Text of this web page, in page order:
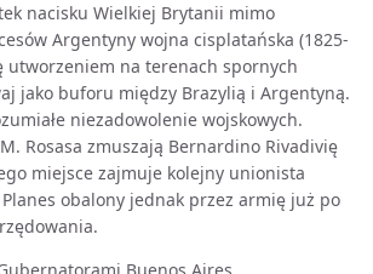
nacisku Wielkiej Brytanii mimo
Argentyny wojna cisplatańska (1825-
utworzeniem na terenach spornych
jako buforu między Brazylią i Argentyną.
niezadowolenie wojskowych.
Rosasa zmuszają Bernardino Rivadivię
miejsce zajmuje kolejny unionista
obalony jednak przez armię już po